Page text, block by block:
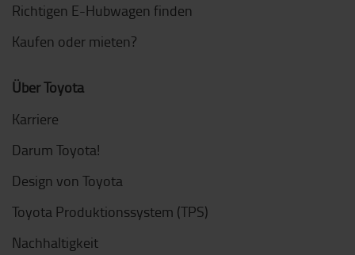
Richtigen E-Hubwagen finden
Kaufen oder mieten?
Über Toyota
Karriere
Darum Toyota!
Design von Toyota
Toyota Produktionssystem (TPS)
Nachhaltigkeit